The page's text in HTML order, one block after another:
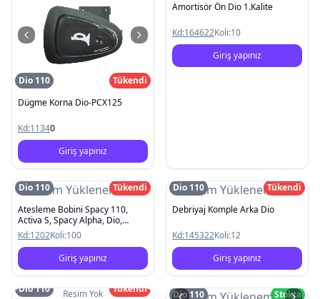
Dio 110
Tükendi
Dügme Korna Dio-PCX125
Kd:11340
Giriş yapınız
Amortisör Ön Dio 1.Kalite
Kd:164622Koli:10
Giriş yapınız
Resim Yüklenemedi
Dio 110
Tükendi
Atesleme Bobini Spacy 110,
Activa S, Spacy Alpha, Dio,
Activa S Yeni
Kd:1202Koli:100
Giriş yapınız
Resim Yüklenemedi
Dio 110
Tükendi
Debriyaj Komple Arka Dio
Kd:145322Koli:12
Giriş yapınız
Resim Yok
Dio 110 Tükendi Dio 110 Stokta